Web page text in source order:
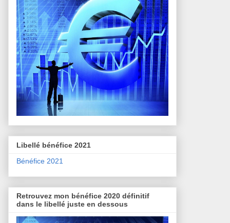
Libellé bénéfice 2021
Bénéfice 2021
Retrouvez mon bénéfice 2020 définitif
dans le libellé juste en dessous